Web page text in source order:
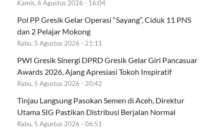
Kamis, 6 Agustus 2026 - 16:04
Pol PP Gresik Gelar Operasi “Sayang”, Ciduk 11 PNS
dan 2 Pelajar Mokong
Rabu, 5 Agustus 2026 - 21:11
PWI Gresik Sinergi DPRD Gresik Gelar Giri Pancasuar
Awards 2026, Ajang Apresiasi Tokoh Inspiratif
Rabu, 5 Agustus 2026 - 20:42
Tinjau Langsung Pasokan Semen di Aceh, Direktur
Utama SIG Pastikan Distribusi Berjalan Normal
Rabu, 5 Agustus 2026 - 06:51